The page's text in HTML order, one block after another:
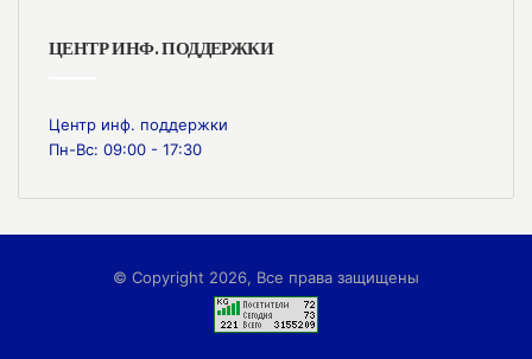
ЦЕНТР ИНФ. ПОДДЕРЖКИ
Центр инф. поддержки
Пн-Вс: 09:00 - 17:30
© Copyright 2026, Все права защищены